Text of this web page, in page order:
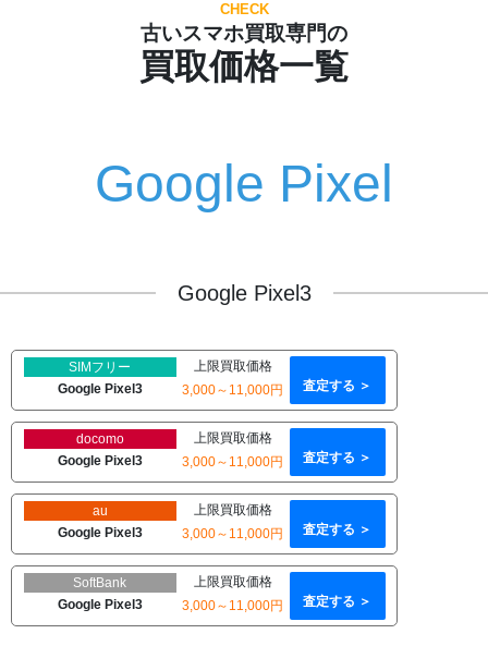
CHECK
古いスマホ買取専門の
買取価格一覧
Google Pixel
Google Pixel3
SIMフリー
Google Pixel3
上限買取価格
3,000～11,000円
査定する ＞
docomo
Google Pixel3
上限買取価格
3,000～11,000円
査定する ＞
au
Google Pixel3
上限買取価格
3,000～11,000円
査定する ＞
SoftBank
Google Pixel3
上限買取価格
3,000～11,000円
査定する ＞